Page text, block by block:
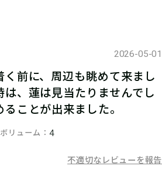
2026-05-01
前に、周辺も眺めて来まし
、蓮は見当たりませんでし
ことが出来ました。
ボリューム 4
不適切なレビューを報告